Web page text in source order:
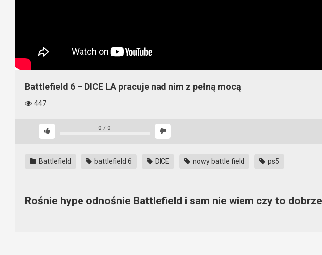
Battlefield 6 – DICE LA pracuje nad nim z pełną mocą
447
0 / 0
Battlefield battlefield 6 DICE nowy battle field ps5
Rośnie hype odnośnie Battlefield i sam nie wiem czy to dobrze